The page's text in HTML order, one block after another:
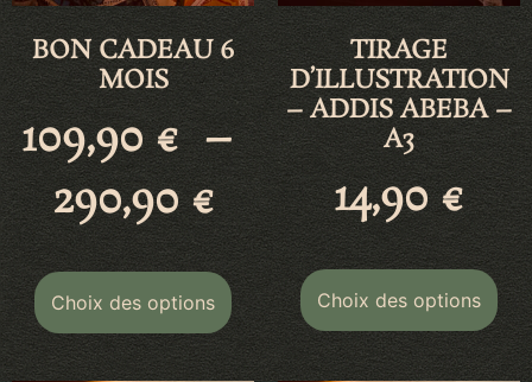
BON CADEAU 6
MOIS
109,90€ –
290,90€
Choix des options
TIRAGE
D’ILLUSTRATION
– ADDIS ABEBA –
A3
14,90€
Choix des options